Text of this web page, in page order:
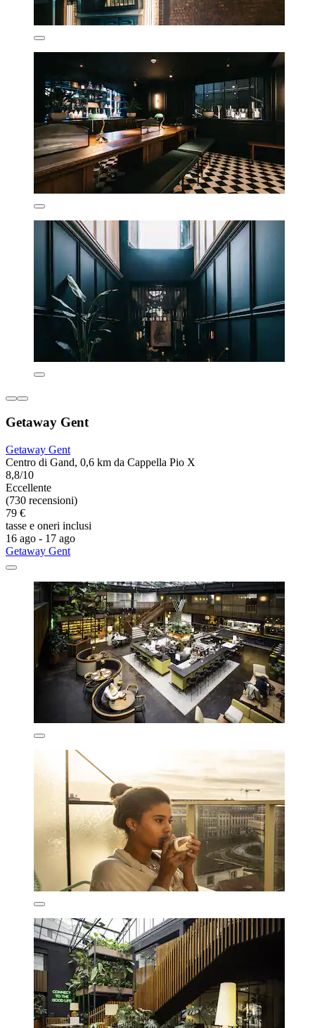
Getaway Gent
Getaway Gent
Centro di Gand, 0,6 km da Cappella Pio X
8,8/10
Eccellente
(730 recensioni)
79 €
tasse e oneri inclusi
16 ago - 17 ago
Getaway Gent